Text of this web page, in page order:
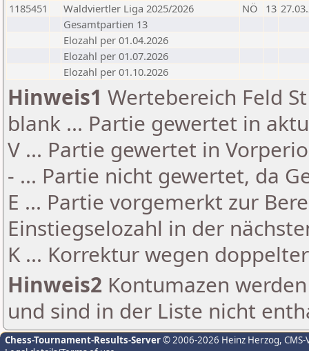
1185451
Waldviertler Liga 2025/2026 NÖ 13
Gesamtpartien 13
Elozahl per 01.04.2026
Elozahl per 01.07.2026
Elozahl per 01.10.2026
Hinweis1 Wertebereich Feld
blank ... Partie gewertet in
V ... Partie gewertet in
- ... Partie nicht gewertet, da
E ... Partie vorgemerkt zur
Einstiegselozahl in der
K ... Korrektur wegen
Hinweis2 Kontumazen
und sind in der Liste nicht
Chess-Tournament-Results-Server© 2006-2026 Heinz Herzog,